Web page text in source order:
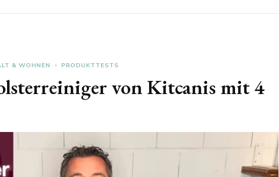
& WOHNEN PRODUKTTESTS
von Kitcanis mit 4